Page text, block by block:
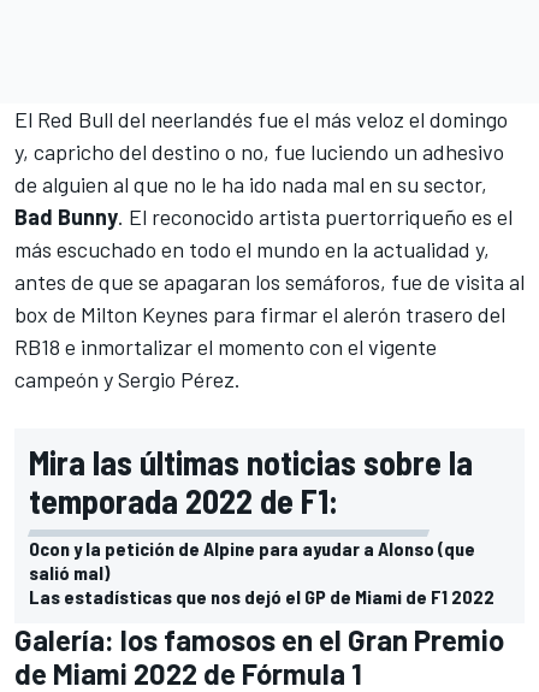
El Red Bull del neerlandés fue el más veloz el domingo
y, capricho del destino o no, fue luciendo un adhesivo
de alguien al que no le ha ido nada mal en su sector,
Bad Bunny. El reconocido artista puertorriqueño es el
más escuchado en todo el mundo en la actualidad y,
antes de que se apagaran los semáforos, fue de visita al
box de Milton Keynes para firmar el alerón trasero del
RB18 e inmortalizar el momento con el vigente
campeón ySergio Pérez.
Mira las últimas noticias sobre la
temporada 2022 de F1:
Ocon y la petición de Alpine para ayudar a Alonso (que
salió mal)
Las estadísticas que nos dejó el GP de Miami de F1 2022
Galería: los famosos en el Gran Premio
de Miami 2022 de Fórmula 1